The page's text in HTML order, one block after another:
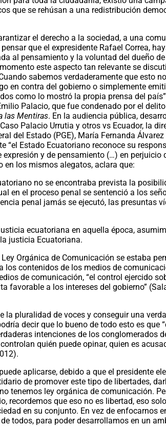
que se rehúsan a una redistribución
el derecho a la sociedad, a una
que el expresidente Rafael Correa,
al pensamiento y la voluntad del dueño
este aspecto tan relevante se
sabemos verdaderamente que esto
en contra del gobierno o simplemente
como lo mostró la propia prensa del
Palacio, que fue condenado por el
las Mentiras. En la audiencia pública,
Palacio Urrutia y otros vs Ecuador, la
del Estado (PGE), María Fernanda
“el Estado Ecuatoriano reconoce su
y de pensamiento (…) en perjuicio
en los mismos alegatos, aclara que:
no se encontraba prevista la
en el proceso penal se sentenció a los
penal jamás se ejecutó, las presuntas
ecuatoriana en aquella época,
justicia Ecuatoriana.
Orgánica de Comunicación se estaba
contenidos de los medios de
de comunicación, “el control ejercido
favorable a los intereses del gobierno”
la pluralidad de voces y conseguir una
decir que lo bueno de todo esto es que
intenciones de los conglomerados
quién puede opinar, quien es
aplicarse, debido a que el presidente
de promover este tipo de libertades,
tenemos ley orgánica de comunicación.
recordemos que eso no es libertad, eso
en su conjunto. En vez de enfocarnos
todos, para poder desarrollamos en un